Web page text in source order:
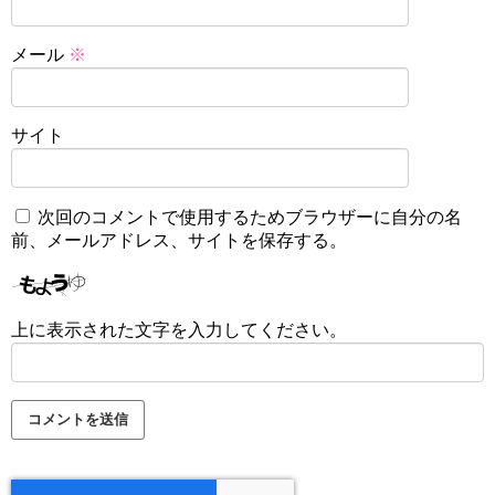
メール ※
サイト
次回のコメントで使用するためブラウザーに自分の名
前、メールアドレス、サイトを保存する。
上に表示された文字を入力してください。